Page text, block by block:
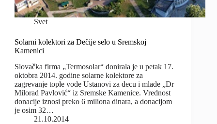
Svet
Solarni kolektori za Dečije selo u Sremskoj
Kamenici
Slovačka firma „Termosolar“ donirala je u petak 17.
oktobra 2014. godine solarne kolektore za
zagrevanje tople vode Ustanovi za decu i mlade „Dr
Milorad Pavlović“ iz Sremske Kamenice. Vrednost
donacije iznosi preko 6 miliona dinara, a donacijom
je osim 32…
21.10.2014